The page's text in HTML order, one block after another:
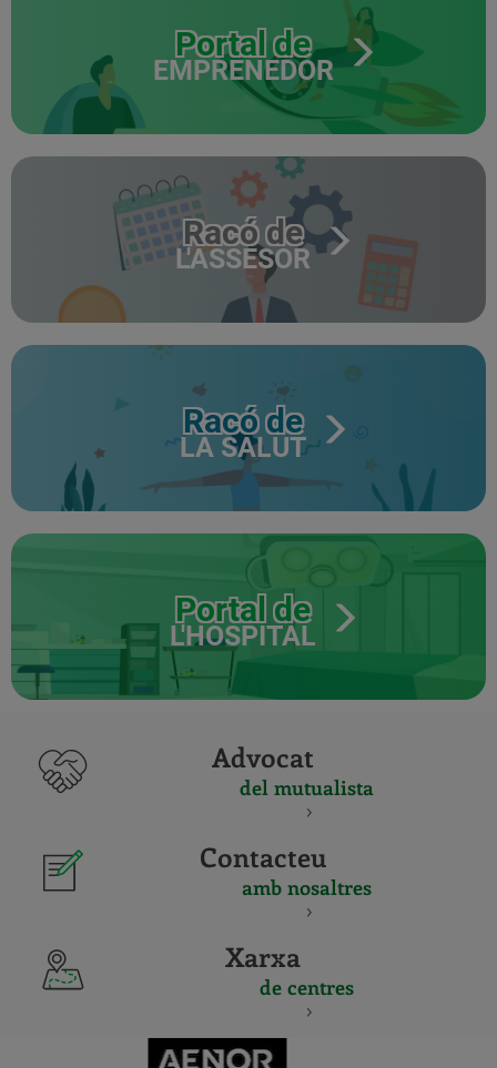
Portal de
EMPRENEDOR
Racó de
L'ASSESOR
Racó de
LA SALUT
Portal de
L'HOSPITAL
Advocat
del mutualista
Contacteu
amb nosaltres
Xarxa
de centres